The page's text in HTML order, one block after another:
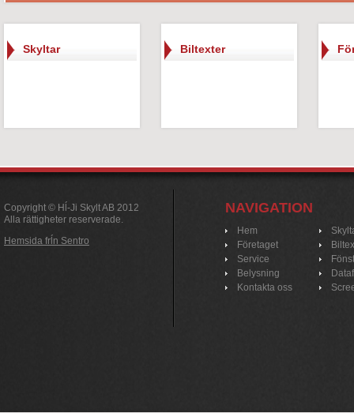
Skyltar Biltexter
Copyright © Hĺ-Ji Skylt AB 2012
Alla rättigheter reserverade.
Hemsida frĺn Sentro
NAVIGATION
Hem
Företaget
Service
Belysning
Kontakta oss